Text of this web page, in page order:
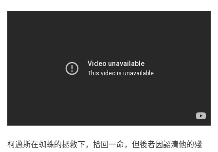
柯邁斯在蜘蛛的拯救下，拾回一命，但後者因認清他的殘